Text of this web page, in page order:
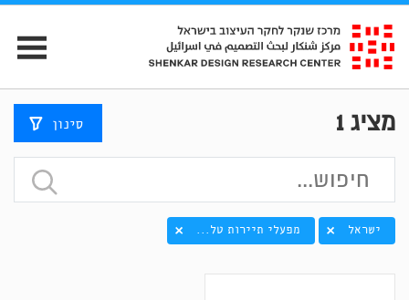
מציג1 סינון
ישראל מפעלי תיירות טל...